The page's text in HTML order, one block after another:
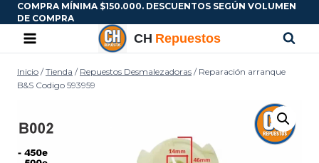
COMPRA MÍNIMA $150.000. DESCUENTOS SEGÚN VOLUMEN
DE COMPRA
Inicio / Tienda / Repuestos Desmalezadoras / Reparación arranque
B&S Codigo 593959